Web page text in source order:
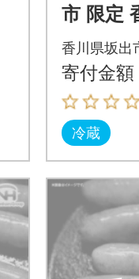
市 限定
ーブ豚
ム & ポ
種 セッ
香川県坂出
寄付金額
冷蔵